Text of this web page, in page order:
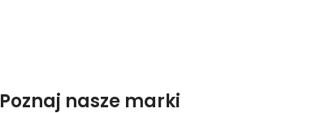
Poznaj nasze marki